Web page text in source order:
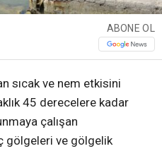
ABONE OL
sıcak ve nem etkisini
45 derecelere kadar
çalışan
gölgeleri ve gölgelik